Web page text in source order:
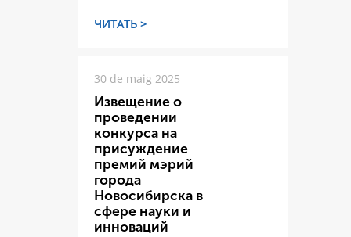
ЧИТАТЬ >
30 de maig 2025
Извещение о
проведении
конкурса на
присуждение
премий мэрий
города
Новосибирска в
сфере науки и
инноваций